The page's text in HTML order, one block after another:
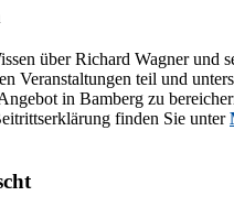
über Ri­chard Wag­ner und
Ver­an­stal­tun­gen teil und
in Bam­berg zu
fin­den Sie un­ter